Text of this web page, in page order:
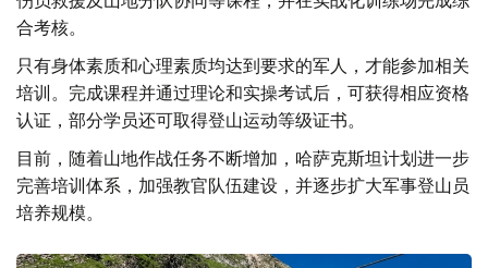
合考核。
只有身体素质和心理素质均达到要求的军人，才能参加相关
培训。完成课程并通过理论和实操考试后，可获得相应资格
认证，部分学员还可取得登山运动等级证书。
目前，随着山地作战任务不断增加，哈萨克斯坦计划进一步
完善培训体系，加强教官队伍建设，并逐步扩大军事登山员
培养规模。